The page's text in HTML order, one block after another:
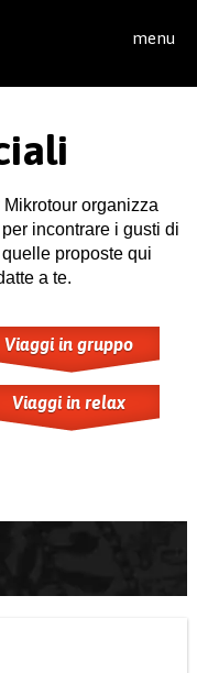
menu
organizza
incontrare i gusti di
proposte qui
a te.
Viaggi in gruppo
Viaggi in relax